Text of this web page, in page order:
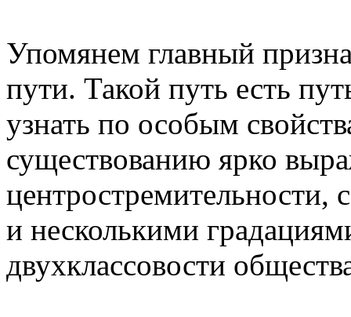
Упомянем главный
пути. Такой путь есть
узнать по особым
существованию ярко
центростремительности,
и несколькими
двухклассовости